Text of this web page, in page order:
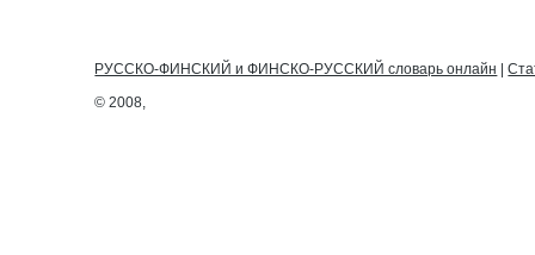
РУССКО-ФИНСКИЙ и ФИНСКО-РУССКИЙ словарь онлайн |
© 2008,